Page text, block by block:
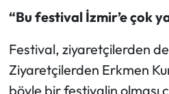
“Bu festival İzmir’e çok
Festival, ziyaretçilerden
Ziyaretçilerden Erkmen
böyle bir festivalin olması